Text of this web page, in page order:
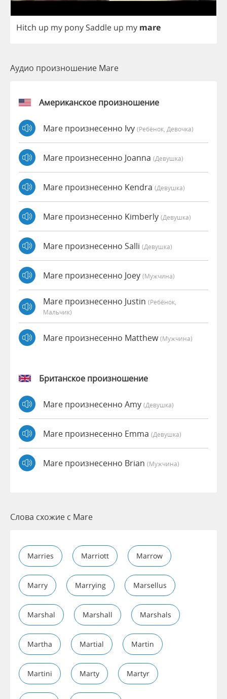
Hitch up my pony Saddle up my mare
Аудио произношение Mare
Американское произношение
Mare произнесенно Ivy (Ребёнок, Девочка)
Mare произнесенно Joanna (девушка)
Mare произнесенно Kendra (девушка)
Mare произнесенно Kimberly (девушка)
Mare произнесенно Salli (девушка)
Mare произнесенно Joey (мужчина)
Mare произнесенно Justin (Ребёнок,
Мальчик)
Mare произнесенно Matthew(мужчина)
Британское произношение
Mare произнесенно Amy (девушка)
Mare произнесенно Emma (девушка)
Mare произнесенно Brian (мужчина)
Слова схожие с Mare
Marries Marriott Marrow
Marry Marrying Marsellus
Marshal Marshall Marshals
Martha Martial Martin
Martini Marty Martyr